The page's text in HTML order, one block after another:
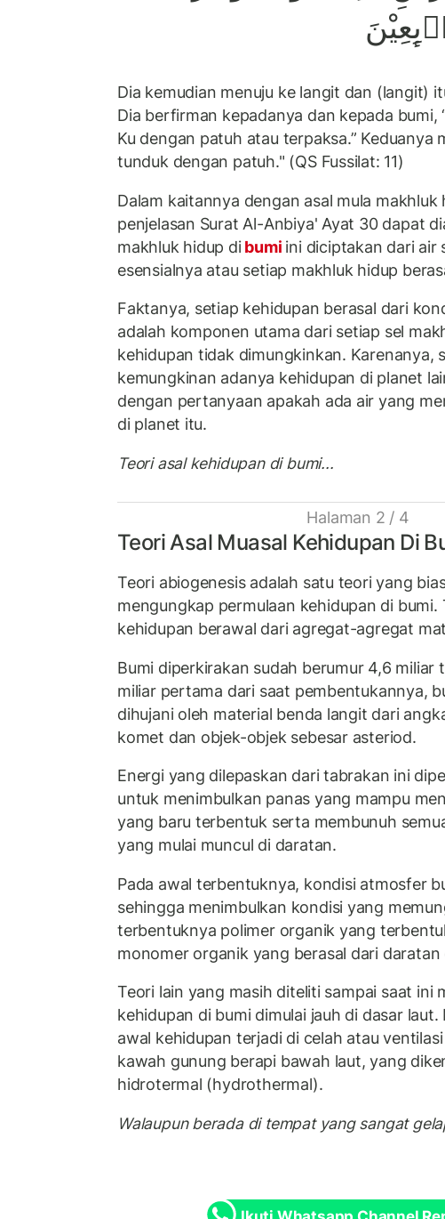
Dia kemudian menuju ke langit dan (langit)
Dia berfirman kepadanya dan kepada bumi,
Ku dengan patuh atau terpaksa.” Keduanya
tunduk dengan patuh." (QS Fussilat: 11)
Dalam kaitannya dengan asal mula makhluk
penjelasan Surat Al-Anbiya' Ayat 30 dapat
makhluk hidup dibumi ini diciptakan dari air
esensialnya atau setiap makhluk hidup
Faktanya, setiap kehidupan berasal dari
adalah komponen utama dari setiap sel
kehidupan tidak dimungkinkan. Karenanya,
kemungkinan adanya kehidupan di planet
dengan pertanyaan apakah ada air yang
di planet itu.
Teori asal kehidupan di bumi...
Halaman 2 / 4
Teori Asal Muasal Kehidupan Di
Teori abiogenesis adalah satu teori yang
mengungkap permulaan kehidupan di bumi.
kehidupan berawal dari agregat-agregat
Bumi diperkirakan sudah berumur 4,6 miliar
miliar pertama dari saat pembentukannya,
dihujani oleh material benda langit dari
komet dan objek-objek sebesar asteriod.
Energi yang dilepaskan dari tabrakan ini
untuk menimbulkan panas yang mampu
yang baru terbentuk serta membunuh
yang mulai muncul di daratan.
Pada awal terbentuknya, kondisi atmosfer
sehingga menimbulkan kondisi yang
terbentuknya polimer organik yang
monomer organik yang berasal dari daratan
Teori lain yang masih diteliti sampai saat ini
kehidupan di bumi dimulai jauh di dasar
awal kehidupan terjadi di celah atau
kawah gunung berapi bawah laut, yang
hidrotermal (hydrothermal).
Walaupun berada di tempat yang sangat